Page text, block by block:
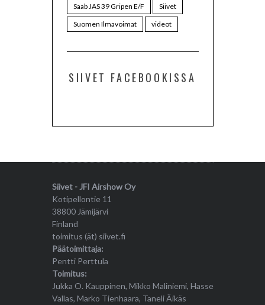
Saab JAS 39 Gripen E/F
Siivet
Suomen Ilmavoimat
videot
SIIVET FACEBOOKISSA
Siivet - JFI Airshow Oy
Kotipellontie 11
38800 Jämijärvi
Finland
toimitus (ät) siivet.fi
Päätoimittaja:
Pentti Perttula
Toimitus:
Jukka O. Kauppinen, Mikko Maliniemi, Hasse
Vallas, Marko Tienhaara, Taneli Äikäs